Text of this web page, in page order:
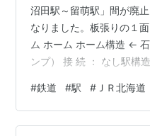
沼田駅～留萌駅」間が廃
なりました。板張りの１
ム ホーム ホーム構造 ←
ンプ） 接 続 ： なし駅構
道留萌市訪 問 ： ２０１
駅舎ランキング参加中鉄
ンキング参加中旅行
#鉄道 #駅 # ＪＲ北海道